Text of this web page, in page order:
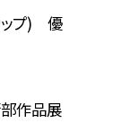
ップ) 優
作品展